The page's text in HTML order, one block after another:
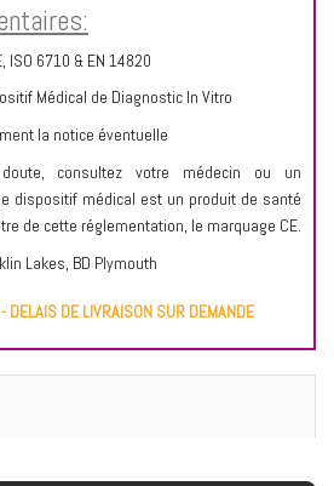
ISO 6710 & EN 14820
Médical de Diagnostic In Vitro
la notice éventuelle
consultez votre médecin ou un
dispositif médical est un produit de santé
de cette réglementation, le marquage CE.
Lakes, BD Plymouth
DELAIS DE LIVRAISON SUR DEMANDE